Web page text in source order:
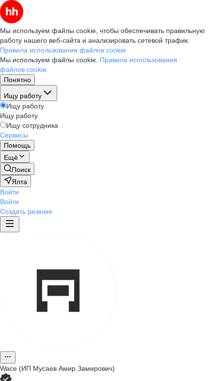
Мы используем файлы cookie, чтобы обеспечивать правильную
работу нашего веб-сайта и анализировать сетевой трафик.
Правила использования файлов cookie
Мы используем файлы cookie. Правила использования
файлов cookie
Понятно
Ищу работу
Ищу работу
Ищу работу
Ищу сотрудника
Сервисы
Помощь
Ещё
Поиск
Ялта
Войти
Войти
Создать резюме
Wace (ИП Мусаев Амир Замирович)